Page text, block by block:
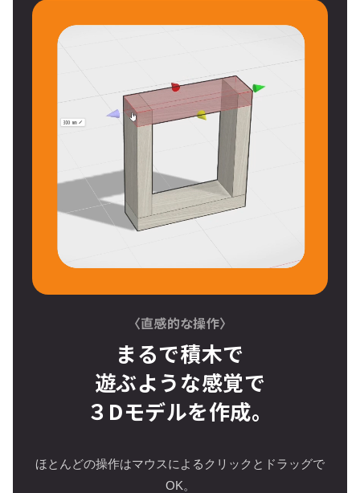
〈直感的な操作〉
まるで積木で
遊ぶような感覚で
３Dモデルを作成。
ほとんどの操作はマウスによるクリックとドラッグで
OK。